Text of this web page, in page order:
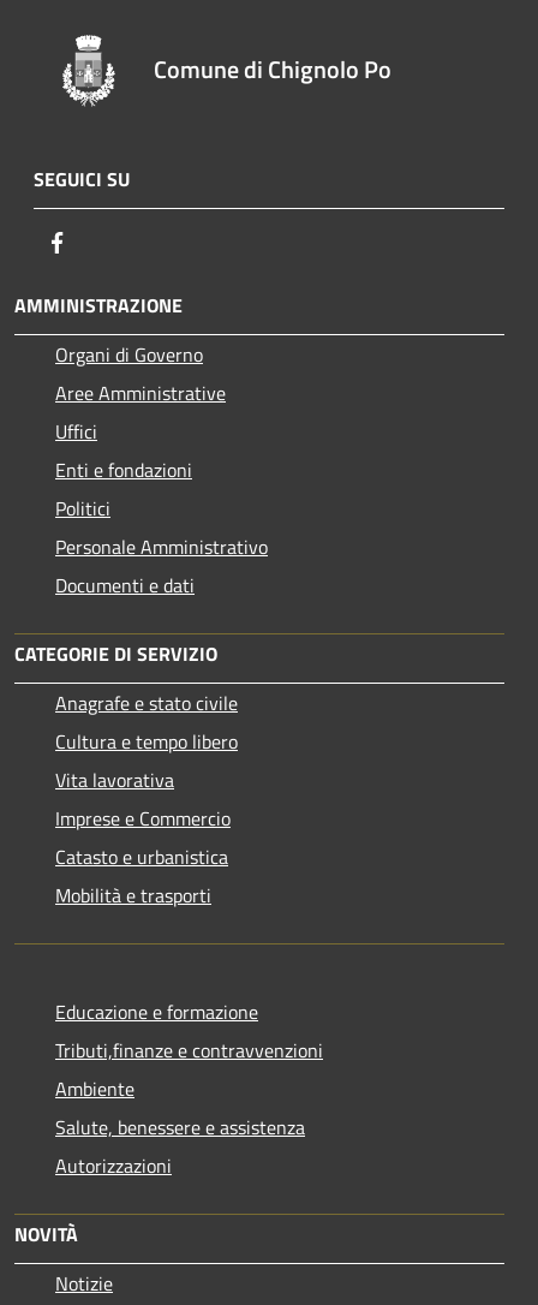
Comune di Chignolo Po
SEGUICI SU
AMMINISTRAZIONE
Organi di Governo
Aree Amministrative
Uffici
Enti e fondazioni
Politici
Personale Amministrativo
Documenti e dati
CATEGORIE DI SERVIZIO
Anagrafe e stato civile
Cultura e tempo libero
Vita lavorativa
Imprese e Commercio
Catasto e urbanistica
Mobilità e trasporti
Educazione e formazione
Tributi,finanze e contravvenzioni
Ambiente
Salute, benessere e assistenza
Autorizzazioni
NOVITÀ
Notizie